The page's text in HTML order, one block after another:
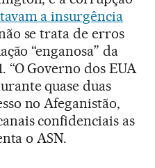
a insurgência
se trata de erros
“enganosa” da
“O Governo dos EUA
quase duas
no Afeganistão,
confidenciais as
o ASN.